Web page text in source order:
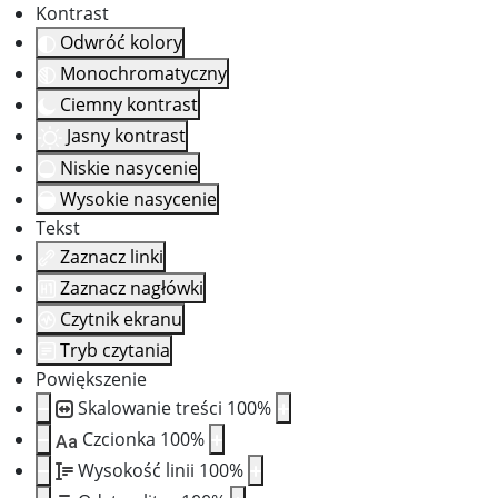
Kontrast
Odwróć kolory
Monochromatyczny
Ciemny kontrast
Jasny kontrast
Niskie nasycenie
Wysokie nasycenie
Tekst
Zaznacz linki
Zaznacz nagłówki
Czytnik ekranu
Tryb czytania
Powiększenie
Skalowanie treści 100%
Aa Czcionka 100%
Wysokość linii 100%